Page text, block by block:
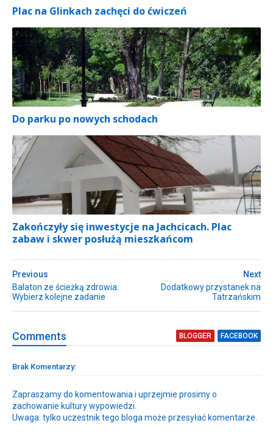
Plac na Glinkach zachęci do ćwiczeń
Do parku po nowych schodach
Zakończyły się inwestycje na Jachcicach. Plac
zabaw i skwer posłużą mieszkańcom
Next
Dodatkowy przystanek na
Tatrzańskim
Previous
Balaton ze ścieżką zdrowia.
Wybierz kolejne zadanie
Comments BLOGGER FACEBOOK
Brak Komentarzy:
Zapraszamy do komentowania i uprzejmie prosimy o
zachowanie kultury wypowiedzi.
Uwaga: tylko uczestnik tego bloga może przesyłać komentarze.